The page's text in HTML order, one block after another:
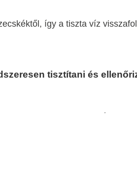
így a tiszta víz
tisztítani és